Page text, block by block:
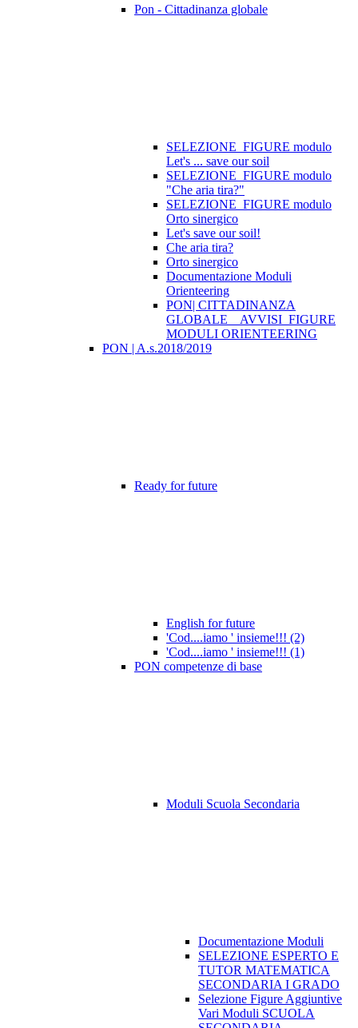
Pon - Cittadinanza globale
SELEZIONE_FIGURE modulo
Let's ... save our soil
SELEZIONE_FIGURE modulo
"Che aria tira?"
SELEZIONE_FIGURE modulo
Orto sinergico
Let's save our soil!
Che aria tira?
Orto sinergico
Documentazione Moduli
Orienteering
PON| CITTADINANZA
GLOBALE _ AVVISI_FIGURE
MODULI ORIENTEERING
PON | A.s.2018/2019
Ready for future
English for future
'Cod....iamo ' insieme!!! (2)
'Cod....iamo ' insieme!!! (1)
PON competenze di base
Moduli Scuola Secondaria
Documentazione Moduli
SELEZIONE ESPERTO E
TUTOR MATEMATICA
SECONDARIA I GRADO
Selezione Figure Aggiuntive
Vari Moduli SCUOLA